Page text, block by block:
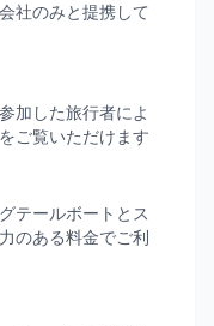
社のみと提携して
加した旅行者によ
ご覧いただけます
テールボートとス
のある料金でご利